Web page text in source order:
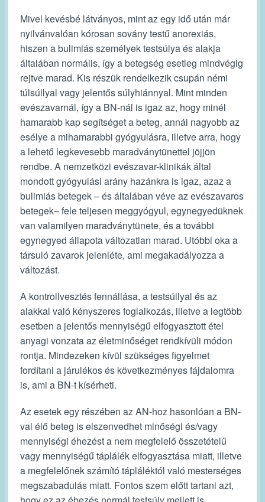
Mivel kevésbé látványos, mint az egy idő után már
nyilvánvalóan kórosan sovány testű anorexiás,
hiszen a bulimiás személyek testsúlya és alakja
általában normális, így a betegség esetleg mindvégig
rejtve marad. Kis részük rendelkezik csupán némi
túlsúllyal vagy jelentős súlyhiánnyal. Mint minden
evészavarnál, így a BN-nál is igaz az, hogy minél
hamarabb kap segítséget a beteg, annál nagyobb az
esélye a mihamarabbi gyógyulásra, illetve arra, hogy
a lehető legkevesebb maradványtünettel jöjjön
rendbe. A nemzetközi evészavar-klinikák által
mondott gyógyulási arány hazánkra is igaz, azaz a
bulimiás betegek – és általában véve az evészavaros
betegek– fele teljesen meggyógyul, egynegyedüknek
van valamilyen maradványtünete, és a további
egynegyed állapota változatlan marad. Utóbbi oka a
társuló zavarok jelenléte, ami megakadályozza a
változást.
A kontrollvesztés fennállása, a testsúllyal és az
alakkal való kényszeres foglalkozás, illetve a legtöbb
esetben a jelentős mennyiségű elfogyasztott étel
anyagi vonzata az életminőséget rendkívüli módon
rontja. Mindezeken kívül szükséges figyelmet
fordítani a járulékos és következményes fájdalomra
is, ami a BN-t kísérheti.
Az esetek egy részében az AN-hoz hasonlóan a BN-
val élő beteg is elszenvedhet minőségi és/vagy
mennyiségi éhezést a nem megfelelő összetételű
vagy mennyiségű táplálék elfogyasztása miatt, illetve
a megfelelőnek számító tápláléktól való mesterséges
megszabadulás miatt. Fontos szem előtt tartani azt,